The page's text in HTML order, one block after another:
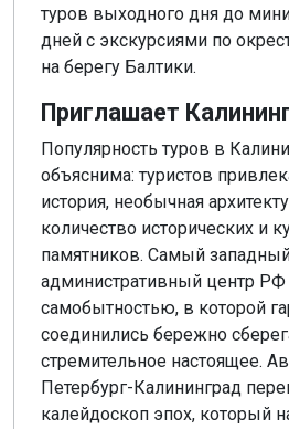
туров выходного дня до
дней с экскурсиями по
на берегу Балтики.
Приглашает
Популярность туров в
объяснима: туристов
история, необычная
количество исторических и
памятников. Самый
административный центр
самобытностью, в которой
соединились бережно
стремительное настоящее.
Петербург-Калининград
калейдоскоп эпох, который